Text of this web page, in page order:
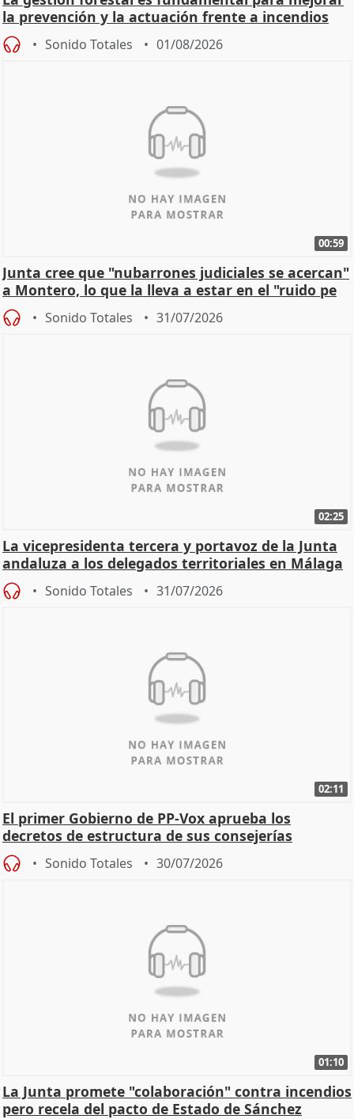
la prevención y la actuación frente a incendios
Sonido Totales 01/08/2026
00:59
Junta cree que "nubarrones judiciales se acercan"
a Montero, lo que la lleva a estar en el "ruido pe
Sonido Totales 31/07/2026
02:25
La vicepresidenta tercera y portavoz de la Junta
andaluza a los delegados territoriales en Málaga
Sonido Totales 31/07/2026
02:11
El primer Gobierno de PP-Vox aprueba los
decretos de estructura de sus consejerías
Sonido Totales 30/07/2026
01:10
La Junta promete "colaboración" contra incendios
pero recela del pacto de Estado de Sánchez